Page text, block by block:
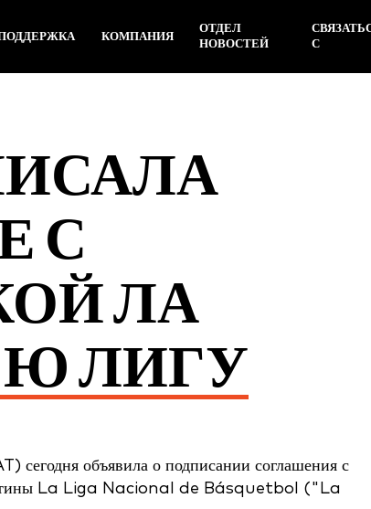
КОМПАНИЯ
ОТДЕЛ
НОВОСТЕЙ
С
С
ЛА
ЛИГУ
объявила о подписании соглашения с
La Liga Nacional de Básquetbol ("La